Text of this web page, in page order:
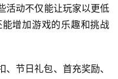
活动不仅能让玩家以更低
增加游戏的乐趣和挑战
节日礼包、首充奖励、